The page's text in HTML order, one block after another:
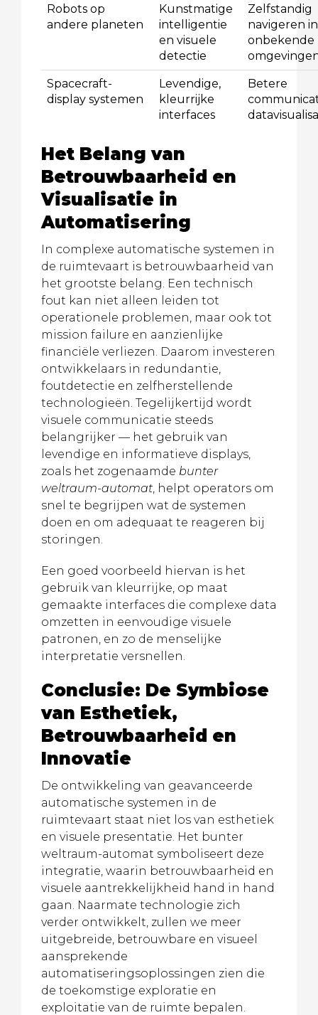
Robots op
andere planeten
Kunstmatige
intelligentie
en visuele
detectie
Zelfstandig
navigeren in
onbekende
Spacecraft-
display systemen
Levendige,
kleurrijke
interfaces
Betere
Het Belang van
Betrouwbaarheid en
Visualisatie in
Automatisering
In complexe automatische systemen in
de ruimtevaart is betrouwbaarheid van
het grootste belang. Een technisch
fout kan niet alleen leiden tot
operationele problemen, maar ook tot
mission failure en aanzienlijke
financiële verliezen. Daarom investeren
ontwikkelaars in redundantie,
foutdetectie en zelfherstellende
technologieën. Tegelijkertijd wordt
visuele communicatie steeds
belangrijker — het gebruik van
levendige en informatieve displays,
zoals het zogenaamde bunter
weltraum-automat, helpt operators om
snel te begrijpen wat de systemen
doen en om adequaat te reageren bij
storingen.
Een goed voorbeeld hiervan is het
gebruik van kleurrijke, op maat
gemaakte interfaces die complexe data
omzetten in eenvoudige visuele
patronen, en zo de menselijke
interpretatie versnellen.
Conclusie: De Symbiose
van Esthetiek,
Betrouwbaarheid en
Innovatie
De ontwikkeling van geavanceerde
automatische systemen in de
ruimtevaart staat niet los van esthetiek
en visuele presentatie. Het bunter
weltraum-automat symboliseert deze
integratie, waarin betrouwbaarheid en
visuele aantrekkelijkheid hand in hand
gaan. Naarmate technologie zich
verder ontwikkelt, zullen we meer
uitgebreide, betrouwbare en visueel
aansprekende
automatiseringsoplossingen zien die
de toekomstige exploratie en
exploitatie van de ruimte bepalen.